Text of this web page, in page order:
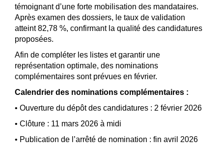
témoignant d’une forte mobilisation des mandataires.
Après examen des dossiers, le taux de validation
atteint 82,78 %, confirmant la qualité des candidatures
proposées.
Afin de compléter les listes et garantir une
représentation optimale, des nominations
complémentaires sont prévues en février.
Calendrier des nominations complémentaires :
• Ouverture du dépôt des candidatures : 2 février 2026
• Clôture : 11 mars 2026 à midi
• Publication de l’arrêté de nomination : fin avril 2026